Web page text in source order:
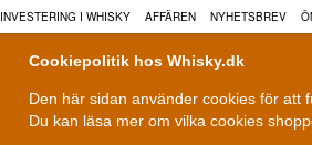
Cookiepolitik hos Whisky.dk
Den här sidan använder cookies för att
Du kan läsa mer om vilka cookies
INVESTERING I WHISKY AFFÄREN NYHETSBREV